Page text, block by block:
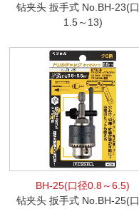
钻夹头 扳手式 No.BH-23(
1.5～13)
BH-25(口径0.8～6.5)
钻夹头 扳手式 No.BH-25(